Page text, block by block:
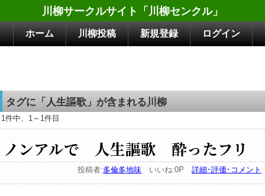
川柳サークルサイト「川柳センクル」
ホーム 川柳投稿 新規登録 ログイン
タグに「人生謳歌」が含まれる川柳
1件中、1～1件目
ノンアルで 人生謳歌 酔ったフリ
投稿者:多倫多地味 いいね:0P 詳細･評価･コメント